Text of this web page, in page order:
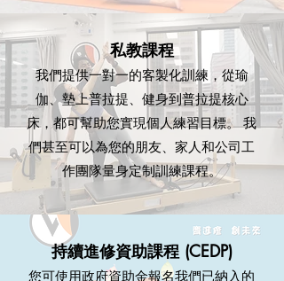
​私教課程
我們提供一對一的客製化訓練，從瑜
伽、墊上普拉提、健身到普拉提核心
床，都可幫助您實現個人練習目標。 我
們甚至可以為您的朋友、家人和公司工
作團隊量身定制訓練課程。
持續進修資助課程 (CEDP)
您可使用政府資助金報名我們已納入的